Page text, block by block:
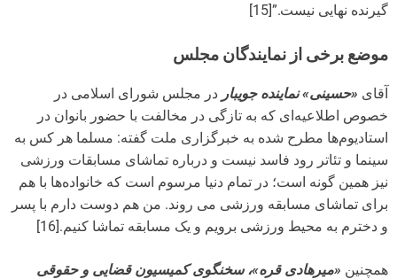
گیرنده نهایی نیست.”[15]
موضع برخی از نمایندگان مجلس
آقای «حسینی» نماینده جویبار در مجلس شورای اسلامی در
خصوص اطلاعیه‌ای که به تازگی در مخالفت با حضور بانوان در
استادیوم‌ها مطرح شده به خبرگزاری ملت گفته: مسلما هر کس به
سینما و تئاتر ‌رود فاسد نیست و درباره تماشای مسابقات ورزشی
نیز همین گونه است؛ در تمام دنیا مرسوم است که خانواده‌ها با هم
برای تماشای مسابقه ورزشی می روند. من هم دوست دارم با پسر
و دخترم به محیط ورزشی برویم و یک مسابقه تماشا کنیم.[16]
همچنین «میرهادی قره»، سخنگوی کمیسیون قضایی و حقوقی